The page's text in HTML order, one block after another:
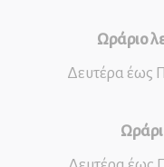
Ωράριο
Δευτέρα έως